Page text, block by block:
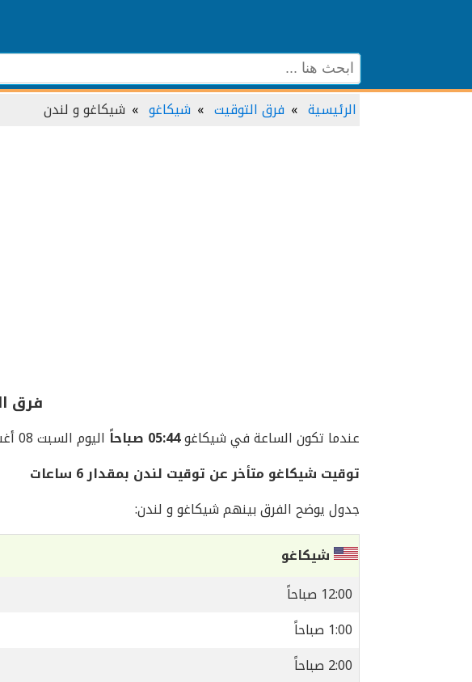
الرئيسية فرق التوقيت شيكاغو شيكاغو و لندن
فرق
عندما تكون الساعة في شيكاغو05:44 صباحاً اليوم السبت 08 أغسطس 2026 تكون الساعة في لندن
توقيت شيكاغو متأخر عن توقيت لندن بمقدار 6 ساعات
جدول يوضح الفرق بينهم شيكاغو و لندن:
شيكاغو
12:00 صباحاً
1:00 صباحاً
2:00 صباحاً